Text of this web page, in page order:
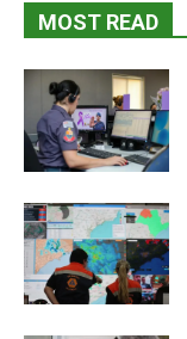
MOST READ